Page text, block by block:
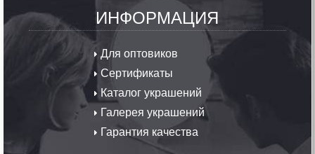
ИНФОРМАЦИЯ
Для оптовиков
Сертификаты
Каталог украшений
Галерея украшений
Гарантия качества